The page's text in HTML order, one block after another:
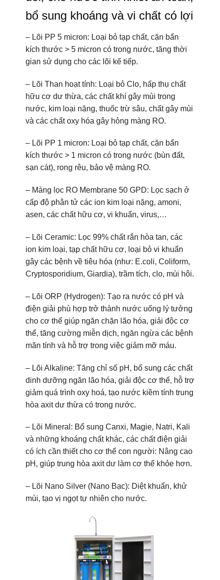
bổ sung khoáng và vi chất có lợi
– Lõi PP 5 micron: Loại bỏ tạp chất, cặn bẩn
kích thước > 5 micron có trong nước, tăng thời
gian sử dụng cho các lõi kế tiếp.
– Lõi Than hoạt tính: Loại bỏ Clo, hấp thụ chất
hữu cơ dư thừa, các chất khí gây mùi trong
nước, kim loại nặng, thuốc trừ sâu, chất gây mùi
và các chất oxy hóa gây hỏng màng RO.
– Lõi PP 1 micron: Loại bỏ tạp chất, cặn bẩn
kích thước > 1 micron có trong nước (bùn đất,
sạn cát), rong rêu, bảo vệ màng RO.
– Màng lọc RO Membrane 50 GPD: Lọc sạch ở
cấp độ phân tử các ion kim loại nặng, amoni,
asen, các chất hữu cơ, vi khuẩn, virus,…
– Lõi Ceramic: Lọc 99% chất rắn hòa tan, các
ion kim loại, tạp chất hữu cơ, loại bỏ vi khuẩn
gây các bệnh về tiêu hóa (như: E.coli, Coliform,
Cryptosporidium, Giardia), trầm tích, clo, mùi hôi.
– Lõi ORP (Hydrogen): Tạo ra nước có pH và
điện giải phù hợp trở thành nước uống lý tưởng
cho cơ thể giúp ngăn chặn lão hóa, giải độc cơ
thể, tăng cường miễn dịch, ngăn ngừa các bệnh
mãn tính và hỗ trợ trong việc giảm mỡ máu.
– Lõi Alkaline: Tăng chỉ số pH, bổ sung các chất
dinh dưỡng ngăn lão hóa, giải độc cơ thể, hỗ trợ
giảm quá trình oxy hoá, tạo nước kiềm tính trung
hòa axit dư thừa có trong nước.
– Lõi Mineral: Bổ sung Canxi, Magie, Natri, Kali
và những khoáng chất khác, các chất điện giải
có ích cần thiết cho cơ thể con người: Nâng cao
pH, giúp trung hòa axit dư làm cơ thể khỏe hơn.
– Lõi Nano Silver (Nano Bạc): Diệt khuẩn, khử
mùi, tạo vị ngọt tự nhiên cho nước.